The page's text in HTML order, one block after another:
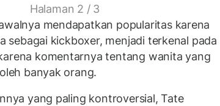
Halaman 2 / 3
mendapatkan popularitas karena
sebagai kickboxer, menjadi terkenal pada
komentarnya tentang wanita yang
banyak orang.
yang paling kontroversial, Tate